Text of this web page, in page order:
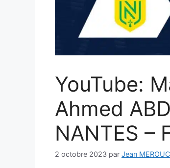
YouTube:
Ahmed
NANTES –
2 octobre 2023 par Jean